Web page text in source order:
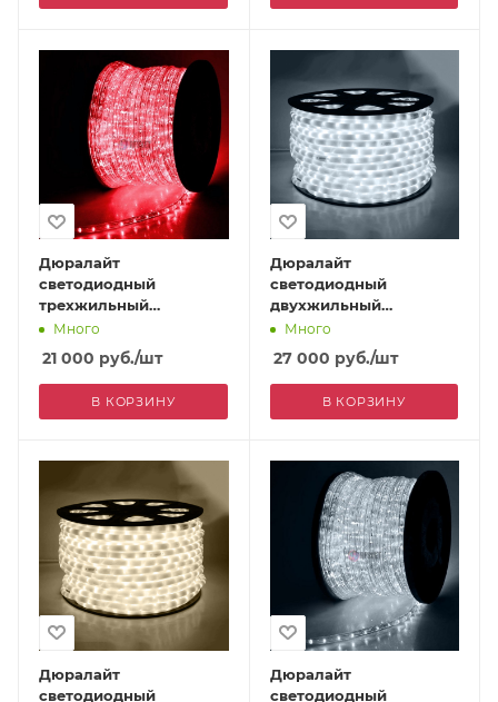
Дюралайт
светодиодный
трехжильный
(чейзинг), 13 мм,
Много
21 000 руб./шт
В КОРЗИНУ
Дюралайт
светодиодный
двухжильный
(фиксинг), ПВХ
молочного цвета, 13
мм, белый
Много
27 000 руб./шт
В КОРЗИНУ
Дюралайт
светодиодный
Дюралайт
светодиодный